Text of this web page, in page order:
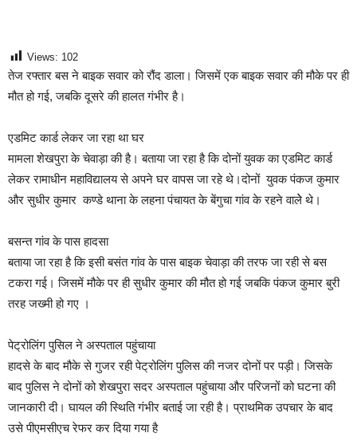
Views: 102
तेज रफ्तार बस ने बाइक सवार को रौंद डाला। जिसमें एक बाइक सवार की मौके पर ही
मौत हो गई, जबकि दूसरे की हालत गंभीर है।
एडमिट कार्ड लेकर जा रहा था घर
मामला शेखपुरा के चेवाड़ा की है। बताया जा रहा है कि दोनों युवक का एडमिट कार्ड
लेकर रामाधीन महाविद्यालय से अपने घर वापस जा रहे थे।दोनों युवक पंकज कुमार
और सुधीर कुमार कण्डे थाना के लहना पंचायत के बेंगुचा गांव के रहने वालेे थे।
बसन्त गांव के पास हादसा
बताया जा रहा है कि इसी बसंत गांव के पास बाइक चेवाड़ा की तरफ जा रही से बस
टकरा गई। जिसमें मौके पर ही सुधीर कुमार की मौत हो गई जबकि पंकज कुमार बुरी
तरह जख्मी हो गए ।
पेट्रोलिंग पुसिल ने अस्पताल पहुंचाया
हादसे के बाद मौके से गुजर रही पेट्रोलिंग पुलिस की नजर दोनों पर पड़ी। जिसके
बाद पुलिस ने दोनों को शेखपुरा सदर अस्पताल पहुंचाया और परिजनों को घटना की
जानकारी दी। घायल की स्थिति गंभीर बताई जा रही है। प्राथमिक उपचार के बाद
उसे पीएमसीएच रेफर कर दिया गया है